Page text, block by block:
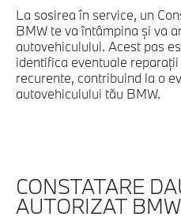
La sosirea în service, un
BMW te va întâmpina și va
autovehiculului. Acest pas
identifica eventuale
recurente, contribuind la o
autovehiculului tău BMW.
CONSTATARE
AUTORIZAT BMW